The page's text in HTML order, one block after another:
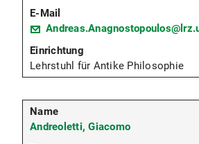
Lehrstuhl für Antike Philosophie
Andreoletti, Giacomo